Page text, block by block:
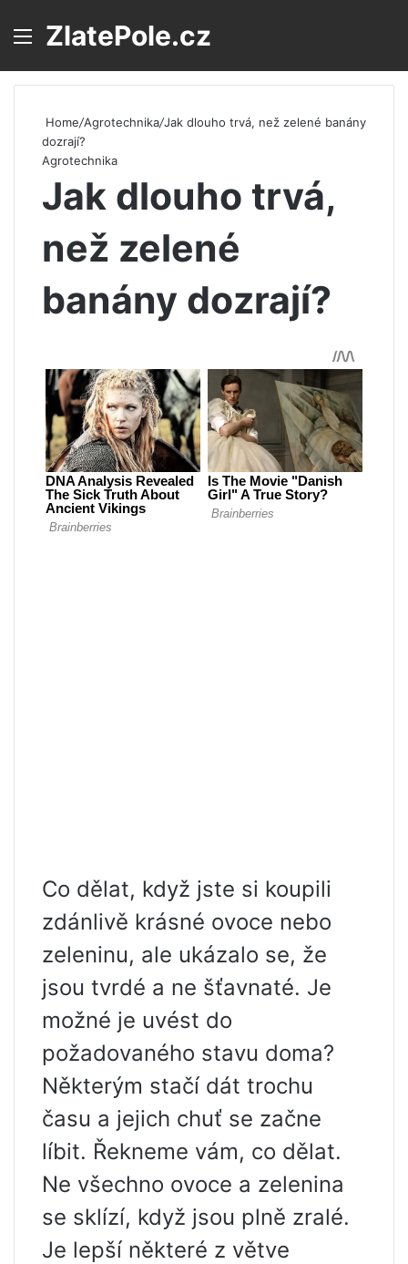
Menu
ZlatePole.cz
Home/Agrotechnika/Jak dlouho trvá, než zelené banány
dozrají?
Agrotechnika
Jak dlouho trvá,
než zelené
banány dozrají?
Co dělat, když jste si koupili
zdánlivě krásné ovoce nebo
zeleninu, ale ukázalo se, že
jsou tvrdé a ne šťavnaté. Je
možné je uvést do
požadovaného stavu doma?
Některým stačí dát trochu
času a jejich chuť se začne
líbit. Řekneme vám, co dělat.
Ne všechno ovoce a zelenina
se sklízí, když jsou plně zralé.
Je lepší některé z větve